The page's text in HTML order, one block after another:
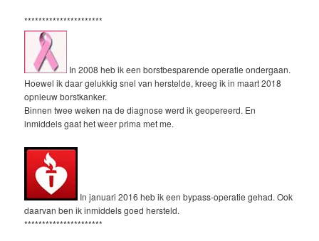
**********************
In 2008 heb ik een borstbesparende operatie ondergaan.
Hoewel ik daar gelukkig snel van herstelde, kreeg ik in maart 2018
opnieuw borstkanker.
Binnen twee weken na de diagnose werd ik geopereerd. En
inmiddels gaat het weer prima met me.
In januari 2016 heb ik een bypass-operatie gehad. Ook
daarvan ben ik inmiddels goed hersteld.
**********************